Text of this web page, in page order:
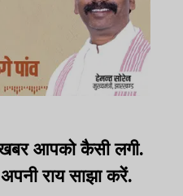
आपको कैसी लगी.
राय साझा करें.